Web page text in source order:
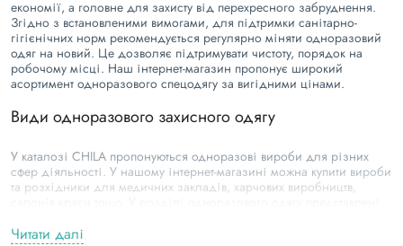
економії, а головне для захисту від перехресного забруднення.
Згідно з встановленими вимогами, для підтримки санітарно-
гігієнічних норм рекомендується регулярно міняти одноразовий
одяг на новий. Це дозволяє підтримувати чистоту, порядок на
робочому місці. Наш інтернет-магазин пропонує широкий
асортимент одноразового спецодягу за вигідними цінами.
Види одноразового захисного одягу
У каталозі CHILA пропонуються одноразові вироби для різних
сфер діяльності. У нашому інтернет-магазині можна купити вироби
та розхідники для медичних закладів, харчових виробництв,
Читати далі